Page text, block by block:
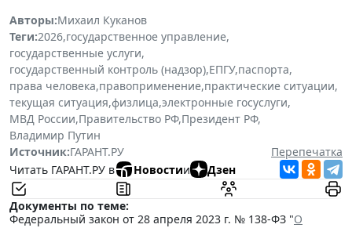
Авторы:Михаил Куканов
Теги:2026,государственное управление,
государственные услуги,
государственный контроль (надзор),ЕПГУ,паспорта,
права человека,правоприменение,практические ситуации,
текущая ситуация,физлица,электронные госуслуги,
МВД России,Правительство РФ,Президент РФ,
Владимир Путин
Источник:ГАРАНТ.РУ
Перепечатка
Читать ГАРАНТ.РУ в
Новостии Дзен
Документы по теме:
Федеральный закон от 28 апреля 2023 г. № 138-ФЗ "О